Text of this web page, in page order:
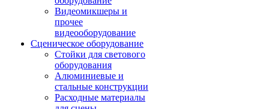
Видеомикшеры и
прочее
видеооборудование
Сценическое оборудование
Стойки для светового
оборудования
Алюминиевые и
стальные конструкции
Расходные материалы